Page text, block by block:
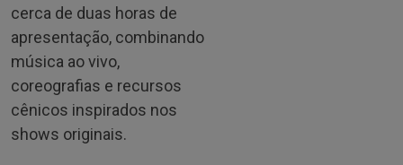
cerca de duas horas de
apresentação, combinando
música ao vivo,
coreografias e recursos
cênicos inspirados nos
shows originais.